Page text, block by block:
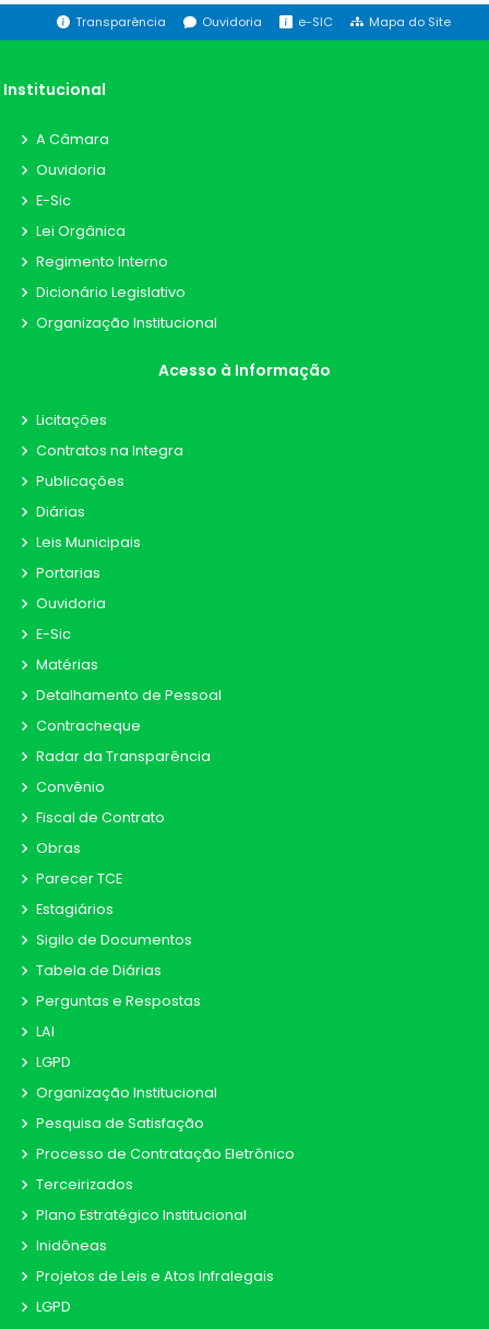
Transparência Ouvidoria e-SIC Mapa do Site
Institucional
A Câmara
Ouvidoria
E-Sic
Lei Orgânica
Regimento Interno
Dicionário Legislativo
Organização Institucional
Acesso à Informação
Licitações
Contratos na Integra
Publicações
Diárias
Leis Municipais
Portarias
Ouvidoria
E-Sic
Matérias
Detalhamento de Pessoal
Contracheque
Radar da Transparência
Convênio
Fiscal de Contrato
Obras
Parecer TCE
Estagiários
Sigilo de Documentos
Tabela de Diárias
Perguntas e Respostas
LAI
LGPD
Organização Institucional
Pesquisa de Satisfação
Processo de Contratação Eletrônico
Terceirizados
Plano Estratégico Institucional
Inidôneas
Projetos de Leis e Atos Infralegais
LGPD